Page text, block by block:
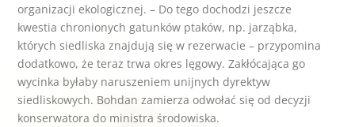
organizacji ekologicznej. – Do tego dochodzi jeszcze
kwestia chronionych gatunków ptaków, np. jarząbka,
których siedliska znajdują się w rezerwacie – przypomina
dodatkowo, że teraz trwa okres lęgowy. Zakłócająca go
wycinka byłaby naruszeniem unijnych dyrektyw
siedliskowych. Bohdan zamierza odwołać się od decyzji
konserwatora do ministra środowiska.